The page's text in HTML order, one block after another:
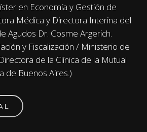
en Economía y Gestión de
Médica y Directora Interina del
Agudos Dr. Cosme Argerich.
y Fiscalización / Ministerio de
de la Clínica de la Mutual
de Buenos Aires.)